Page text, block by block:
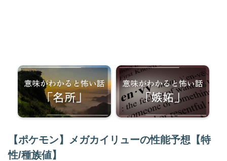
【ポケモン】メガカイリューの性能予想【特
性/種族値】